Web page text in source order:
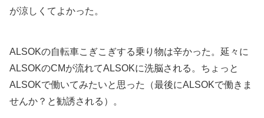
が涼しくてよかった。
ALSOKの自転車こぎこぎする乗り物は辛かった。延々に
ALSOKのCMが流れてALSOKに洗脳される。ちょっと
ALSOKで働いてみたいと思った（最後にALSOKで働きま
せんか？と勧誘される）。